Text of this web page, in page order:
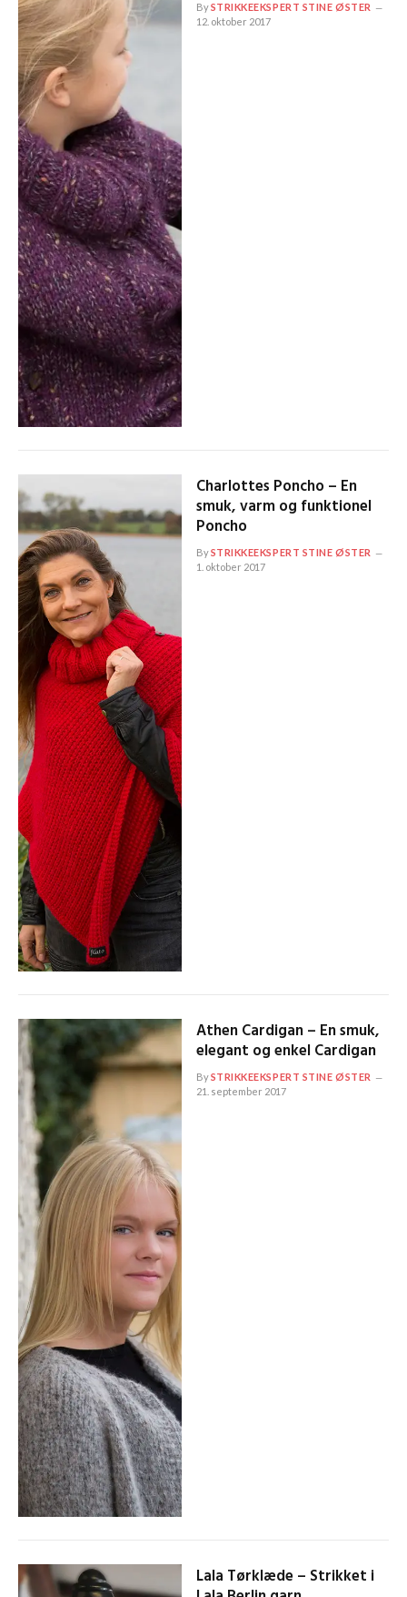
BySTRIKKEEKSPERT STINE ØSTER
12. oktober 2017
Charlottes Poncho – En
smuk, varm og funktionel
Poncho
BySTRIKKEEKSPERT STINE ØSTER
1. oktober 2017
Athen Cardigan – En smuk,
elegant og enkel Cardigan
BySTRIKKEEKSPERT STINE ØSTER
21. september 2017
Lala Tørklæde – Strikket i